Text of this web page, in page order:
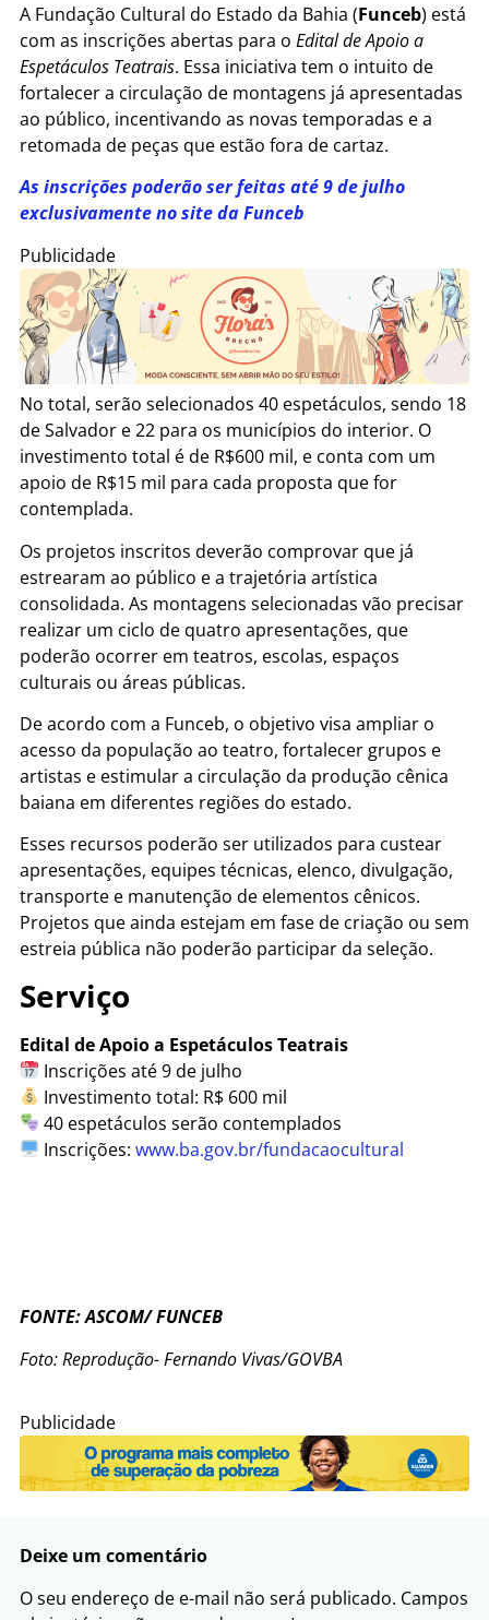
A Fundação Cultural do Estado da Bahia (Funceb) está
com as inscrições abertas para o Edital de Apoio a
Espetáculos Teatrais. Essa iniciativa tem o intuito de
fortalecer a circulação de montagens já apresentadas
ao público, incentivando as novas temporadas e a
retomada de peças que estão fora de cartaz.
As inscrições poderão ser feitas até 9 de julho
exclusivamente no site da Funceb
Publicidade
No total, serão selecionados 40 espetáculos, sendo 18
de Salvador e 22 para os municípios do interior. O
investimento total é de R$600 mil, e conta com um
apoio de R$15 mil para cada proposta que for
contemplada.
Os projetos inscritos deverão comprovar que já
estrearam ao público e a trajetória artística
consolidada. As montagens selecionadas vão precisar
realizar um ciclo de quatro apresentações, que
poderão ocorrer em teatros, escolas, espaços
culturais ou áreas públicas.
De acordo com a Funceb, o objetivo visa ampliar o
acesso da população ao teatro, fortalecer grupos e
artistas e estimular a circulação da produção cênica
baiana em diferentes regiões do estado.
Esses recursos poderão ser utilizados para custear
apresentações, equipes técnicas, elenco, divulgação,
transporte e manutenção de elementos cênicos.
Projetos que ainda estejam em fase de criação ou sem
estreia pública não poderão participar da seleção.
Serviço
Edital de Apoio a Espetáculos Teatrais
Inscrições até 9 de julho
Investimento total: R$ 600 mil
40 espetáculos serão contemplados
Inscrições: www.ba.gov.br/fundacaocultural
FONTE: ASCOM/ FUNCEB
Foto: Reprodução- Fernando Vivas/GOVBA
Publicidade
Deixe um comentário
O seu endereço de e-mail não será publicado. Campos